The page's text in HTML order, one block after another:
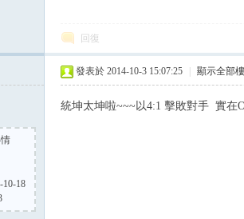
回復
10-18
發表於 2014-10-3 15:07:25 顯示全部
統坤太坤啦~~~以4:1 擊敗對手 實在